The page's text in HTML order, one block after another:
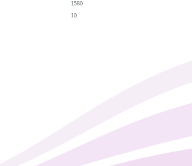
1580
10